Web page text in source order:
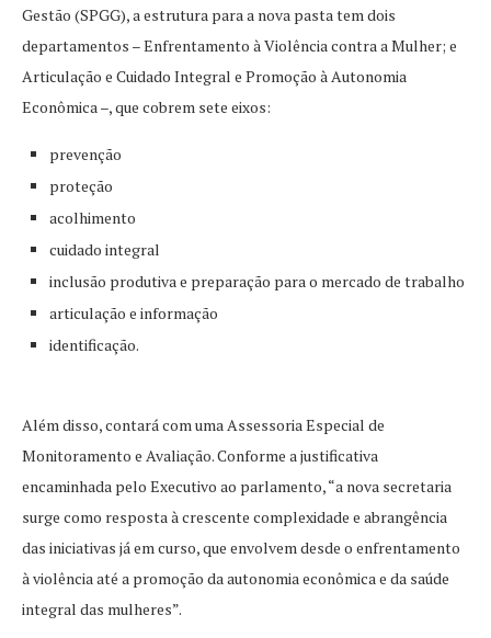
Gestão (SPGG), a estrutura para a nova pasta tem dois
departamentos – Enfrentamento à Violência contra a Mulher; e
Articulação e Cuidado Integral e Promoção à Autonomia
Econômica –, que cobrem sete eixos:
prevenção
proteção
acolhimento
cuidado integral
inclusão produtiva e preparação para o mercado de trabalho
articulação e informação
identificação.
Além disso, contará com uma Assessoria Especial de
Monitoramento e Avaliação. Conforme a justificativa
encaminhada pelo Executivo ao parlamento, “a nova secretaria
surge como resposta à crescente complexidade e abrangência
das iniciativas já em curso, que envolvem desde o enfrentamento
à violência até a promoção da autonomia econômica e da saúde
integral das mulheres”.